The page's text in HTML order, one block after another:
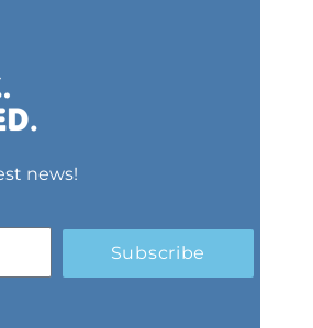
news!
Subscribe